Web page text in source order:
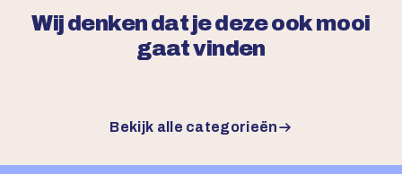
Wij denken dat je deze ook mooi
gaat vinden
Bekijk alle categorieën